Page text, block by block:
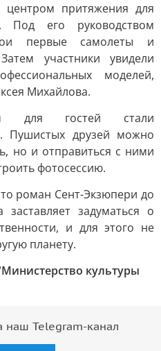
центром притяжения для
Под его руководством
первые самолеты и
участники увидели
моделей,
Михайлова.
для гостей стали
Пушистых друзей можно
но и отправиться с ними
фотосессию.
роман Сент-Экзюпери до
задуматься о
и для этого не
планету.
культуры
наш Telegram-канал